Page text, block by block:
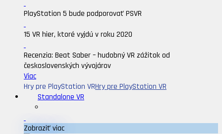
PlayStation 5 bude podporovať PSVR
15 VR hier, ktoré vyjdú v roku 2020
Recenzia: Beat Saber – hudobný VR zážitok od
československých vývojárov
Viac
Hry pre PlayStation VRHry pre PlayStation VR
Standalone VR
Zobraziť viac